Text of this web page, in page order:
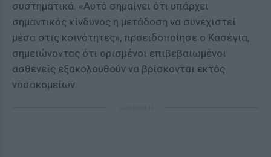
συστηματικά. «Αυτό σημαίνει ότι υπάρχει
σημαντικός κίνδυνος η μετάδοση να συνεχιστεί
μέσα στις κοινότητες», προειδοποίησε ο Κασέγια,
σημειώνοντας ότι ορισμένοι επιβεβαιωμένοι
ασθενείς εξακολουθούν να βρίσκονται εκτός
νοσοκομείων.